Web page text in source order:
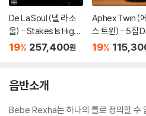
De La Soul (델 라 소
울) - Stakes Is High
[컬러 4LP]
19% 257,400원
Aphex Twin (
스 트윈) - 5집
[4LP]
19%
음반소개
Bebe Rexha는 하나의 틀로 정의할 수